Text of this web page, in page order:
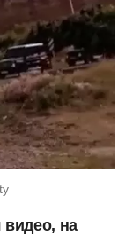
видео, на